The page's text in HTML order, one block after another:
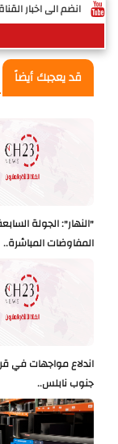
انضم الى اخبار
قد يعجبك أيضاً
"النهار": الجولة
المفاوضات المباشرة..
اندلاع مواجهات في
جنوب نابلس..